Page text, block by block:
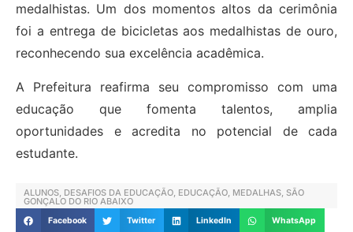
medalhistas. Um dos momentos altos da cerimônia
foi a entrega de bicicletas aos medalhistas de ouro,
reconhecendo sua excelência acadêmica.
A Prefeitura reafirma seu compromisso com uma
educação que fomenta talentos, amplia
oportunidades e acredita no potencial de cada
estudante.
ALUNOS, DESAFIOS DA EDUCAÇÃO, EDUCAÇÃO, MEDALHAS, SÃO
GONÇALO DO RIO ABAIXO
Facebook Twitter LinkedIn WhatsApp